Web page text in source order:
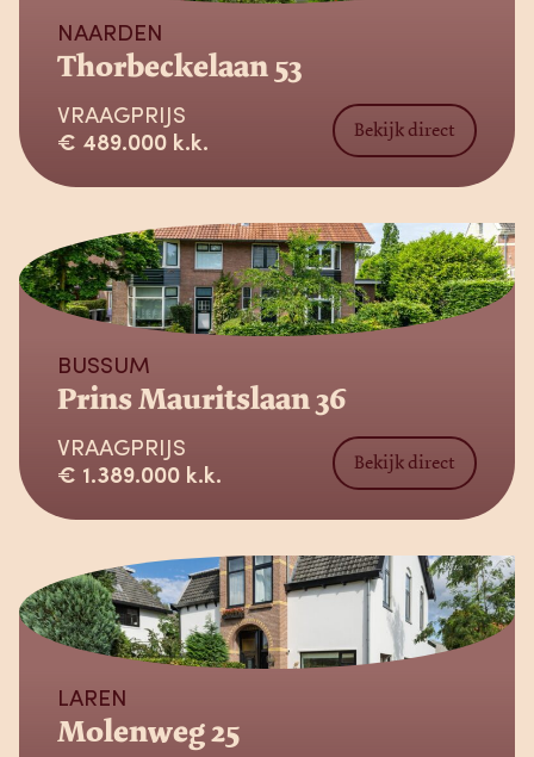
NAARDEN
Thorbeckelaan 53
VRAAGPRIJS
€ 489.000 k.k.
Bekijk direct
Verkocht
BUSSUM
Prins Mauritslaan 36
VRAAGPRIJS
€ 1.389.000 k.k.
Bekijk direct
Verkocht
LAREN
Molenweg 25